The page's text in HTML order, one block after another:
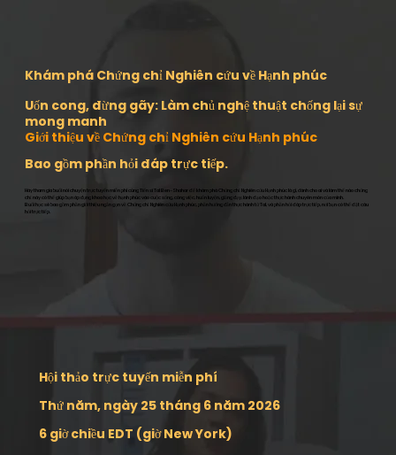
Khám phá Chứng chỉ Nghiên cứu về Hạnh phúc
Uốn cong, đừng gãy: Làm chủ nghệ thuật chống lại sự
mong manh
Giới thiệu về Chứng chỉ Nghiên cứu Hạnh phúc
Hãy tham gia buổi nói chuyện trực tuyến miễn phí cùng Tiến sĩ Tal Ben-Shahar để khám phá Chứng chỉ Nghiên cứu Hạnh phúc là gì, dành cho ai và làm thế nào chứng
chỉ này có thể giúp bạn áp dụng khoa học về hạnh phúc vào cuộc sống, công việc, huấn luyện, giảng dạy, lãnh đạo hoặc thực hành chuyên môn của mình.
Buổi học sẽ bao gồm phần giới thiệu ngắn gọn về Chứng chỉ Nghiên cứu Hạnh phúc, phần hướng dẫn thực hành từ Tal, và phần hỏi đáp trực tiếp, nơi bạn có thể đặt câu
hỏi trực tiếp.
Bao gồm phần hỏi đáp trực tiếp.
Hội thảo trực tuyến miễn phí
Thứ năm, ngày 25 tháng 6 năm 2026
6 giờ chiều EDT (giờ New York)